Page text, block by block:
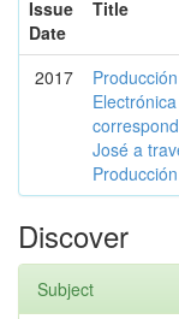
Issue
Date
Title
2017
José a
Discover
Subject